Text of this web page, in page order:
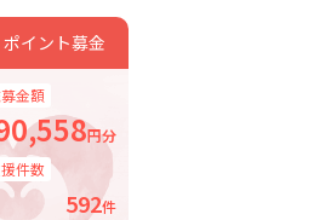
イント募金
金額
円分
件数
592件